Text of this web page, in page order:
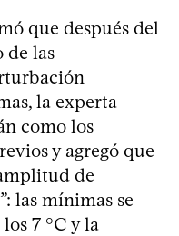
que después del
de las
la experta
como los
y agregó que
de
las mínimas se
7 °C y la